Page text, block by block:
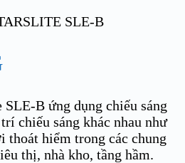
B ứng dụng chiếu sáng
chiếu sáng khác nhau như
thoát hiểm trong các chung
thị, nhà kho, tầng hầm.